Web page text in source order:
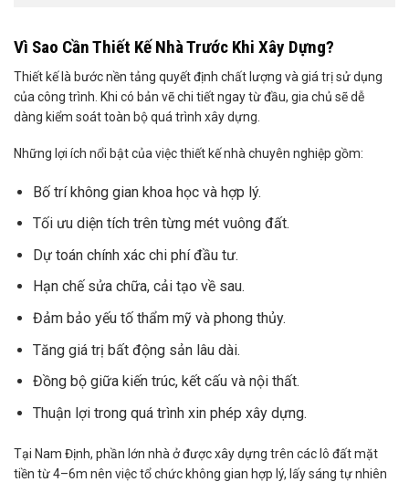
Vì Sao Cần Thiết Kế Nhà Trước Khi Xây Dựng?
Thiết kế là bước nền tảng quyết định chất lượng và giá trị sử dụng
của công trình. Khi có bản vẽ chi tiết ngay từ đầu, gia chủ sẽ dễ
dàng kiểm soát toàn bộ quá trình xây dựng.
Những lợi ích nổi bật của việc thiết kế nhà chuyên nghiệp gồm:
Bố trí không gian khoa học và hợp lý.
Tối ưu diện tích trên từng mét vuông đất.
Dự toán chính xác chi phí đầu tư.
Hạn chế sửa chữa, cải tạo về sau.
Đảm bảo yếu tố thẩm mỹ và phong thủy.
Tăng giá trị bất động sản lâu dài.
Đồng bộ giữa kiến trúc, kết cấu và nội thất.
Thuận lợi trong quá trình xin phép xây dựng.
Tại Nam Định, phần lớn nhà ở được xây dựng trên các lô đất mặt
tiền từ 4–6m nên việc tổ chức không gian hợp lý, lấy sáng tự nhiên